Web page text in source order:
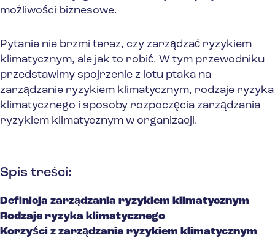
możliwości biznesowe.
Pytanie nie brzmi teraz, czy zarządzać ryzykiem
klimatycznym, ale jak to robić. W tym przewodniku
przedstawimy spojrzenie z lotu ptaka na
zarządzanie ryzykiem klimatycznym, rodzaje ryzyka
klimatycznego i sposoby rozpoczęcia zarządzania
ryzykiem klimatycznym w organizacji.
Spis treści:
Definicja zarządzania ryzykiem klimatycznym
Rodzaje ryzyka klimatycznego
Korzyści z zarządzania ryzykiem klimatycznym